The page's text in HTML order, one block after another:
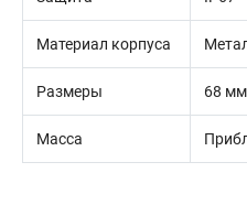
Материал корпуса
Размеры 68
Масса